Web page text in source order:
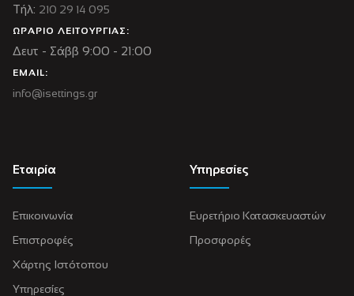
Τήλ: 210 29 14 095
ΩΡΑΡΙΟ ΛΕΙΤΟΥΡΓΙΑΣ:
Δευτ - Σάββ 9:00 - 21:00
EMAIL:
info@isettings.gr
Εταιρία
Επικοινωνία
Επιστροφές
Χάρτης Ιστότοπου
Υπηρεσίες
Υπηρεσίες
Ευρετήριο Κατασκευαστών
Προσφορές